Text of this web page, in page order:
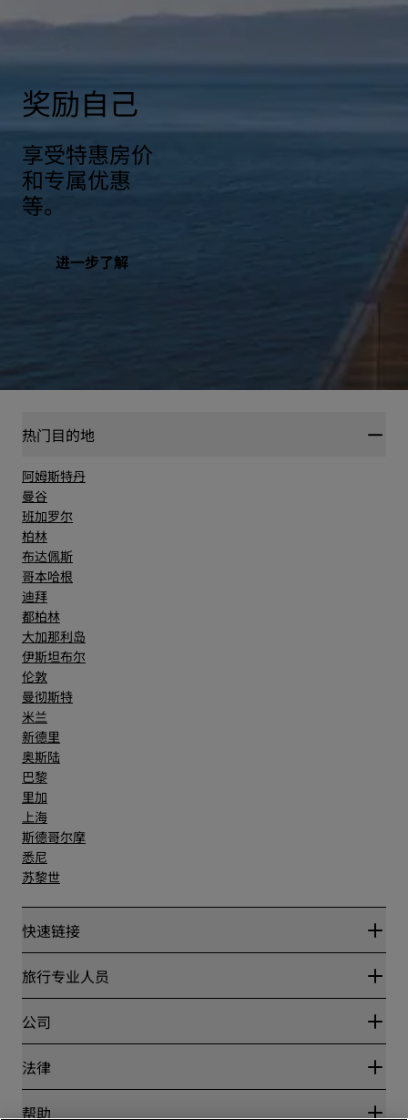
奖励自己
享受特惠房价
和专属优惠
等。
进一步了解
热门目的地
阿姆斯特丹
曼谷
班加罗尔
柏林
布达佩斯
哥本哈根
迪拜
都柏林
大加那利岛
伊斯坦布尔
伦敦
曼彻斯特
米兰
新德里
奥斯陆
巴黎
里加
上海
斯德哥尔摩
悉尼
苏黎世
快速链接
丽赏会
Blog
目的地
丽笙酒店集团APP
体育认证酒店
家庭友好型酒店
旅行专业人员
合作伙伴
公司
丽笙酒店集团
工作机会 RHG
法律
隐私中心
帮助